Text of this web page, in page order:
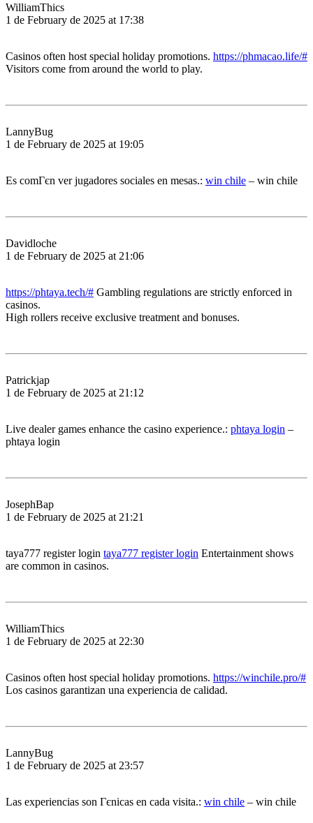
WilliamThics
1 de February de 2025 at 17:38
Casinos often host special holiday promotions. https://phmacao.life/#
Visitors come from around the world to play.
LannyBug
1 de February de 2025 at 19:05
Es comГєn ver jugadores sociales en mesas.: win chile – win chile
Davidloche
1 de February de 2025 at 21:06
https://phtaya.tech/# Gambling regulations are strictly enforced in
casinos.
High rollers receive exclusive treatment and bonuses.
Patrickjap
1 de February de 2025 at 21:12
Live dealer games enhance the casino experience.: phtaya login –
phtaya login
JosephBap
1 de February de 2025 at 21:21
taya777 register login taya777 register login Entertainment shows
are common in casinos.
WilliamThics
1 de February de 2025 at 22:30
Casinos often host special holiday promotions. https://winchile.pro/#
Los casinos garantizan una experiencia de calidad.
LannyBug
1 de February de 2025 at 23:57
Las experiencias son Гєnicas en cada visita.: win chile – win chile